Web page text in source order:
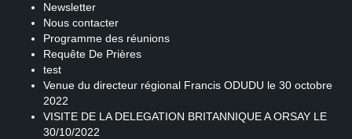
Newsletter
Nous contacter
Programme des réunions
Requête De Prières
test
Venue du directeur régional Francis ODUDU le 30 octobre
2022
VISITE DE LA DELEGATION BRITANNIQUE A ORSAY LE
30/10/2022